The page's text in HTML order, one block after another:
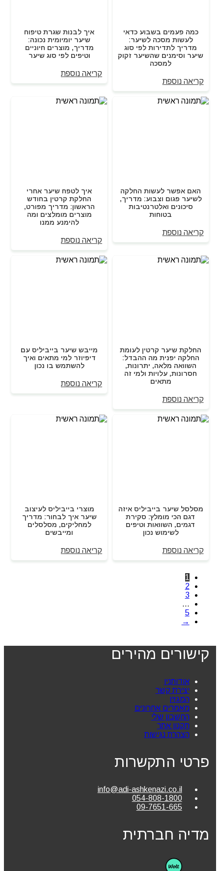
כמה פעמים בשבוע כדאי
לעשות מסכה לשיער:
מדריך לתדירות לפי סוג
שיער וסימנים שהשיער זקוק
למסכה
קריאה נוספת
איך לבנות שגרת טיפוח
שיער יומיומית נכונה:
מדריך, מוצרים חיוניים
וטיפים לפי סוג שיער
קריאה נוספת
האם אפשר לעשות החלקה
לשיער פגום וצבוע: מדריך,
סיכונים ואלטרנטיבות
בטוחות
קריאה נוספת
איך לטפח שיער אחרי
החלקת קרטין בחודש
הראשון: מדריך מפורט,
מוצרים מומלצים ומה
להימנע ממנו
קריאה נוספת
החלקת שיער קרטין לעומת
החלקה יפנית מה ההבדל:
השוואה מלאה, יתרונות,
חסרונות, עלויות ולמי זה
מתאים
קריאה נוספת
מייבש שיער בייביליס עם
דיפיוזר למי מתאים ואיך
להשתמש בו נכון
קריאה נוספת
מסלסל שיער בייביליס איזה
דגם הכי מומלץ: סקירת
דגמים, השוואות וטיפים
לשימוש נכון
קריאה נוספת
מוצרי בייביליס לעיצוב
שיער איך לבחור: מדריך
למחליקים, מסלסלים
ומייבשים
קריאה נוספת
1
2
3
…
5
→
קישורים מהירים
אודותניו
יצירת קשר
המגזין
מאמרים אחרונים
החשבון שלי
תקנון אתר
הצהרת נגישות
פרטי התקשרות
info@adi-ashkenazi.co.il
054-808-1800
09-7651-665
מדיה חברתית